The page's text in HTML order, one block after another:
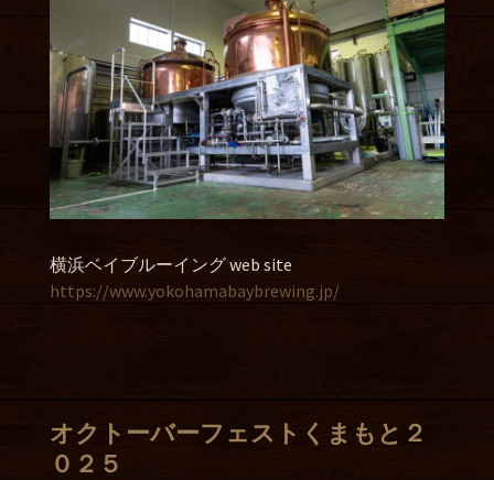
横浜ベイブルーイング web site
https://www.yokohamabaybrewing.jp/
オクトーバーフェストくまもと２
０２５